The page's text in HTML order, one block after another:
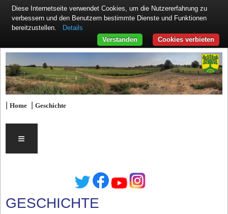
|Home |Geschichte
≡
GESCHICHTE
Diese Internetseite verwendet Cookies, um die Nutzererfahrung zu
verbessern und den Benutzern bestimmte Dienste und Funktionen
bereitzustellen.
Details
Cookies verbieten
Verstanden